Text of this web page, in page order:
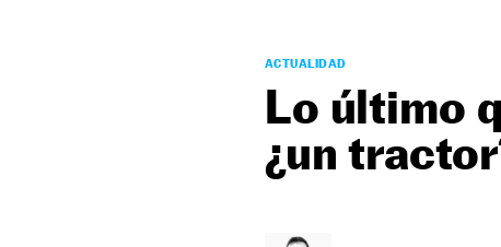
ACTUALIDAD
Lo último
¿un